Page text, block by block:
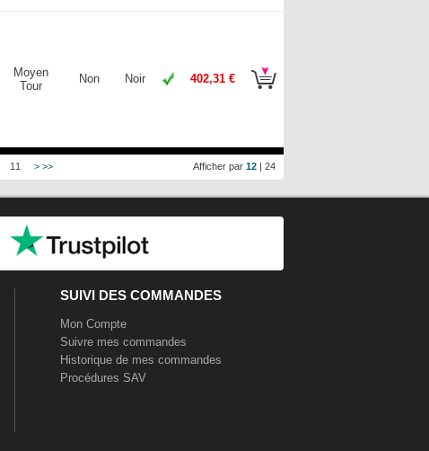
Moyen
Tour
Non Noir 402,31 €
Afficher par 12 | 24
11 > >>
SUIVI DES COMMANDES
Mon Compte
Suivre mes commandes
Historique de mes commandes
Procédures SAV